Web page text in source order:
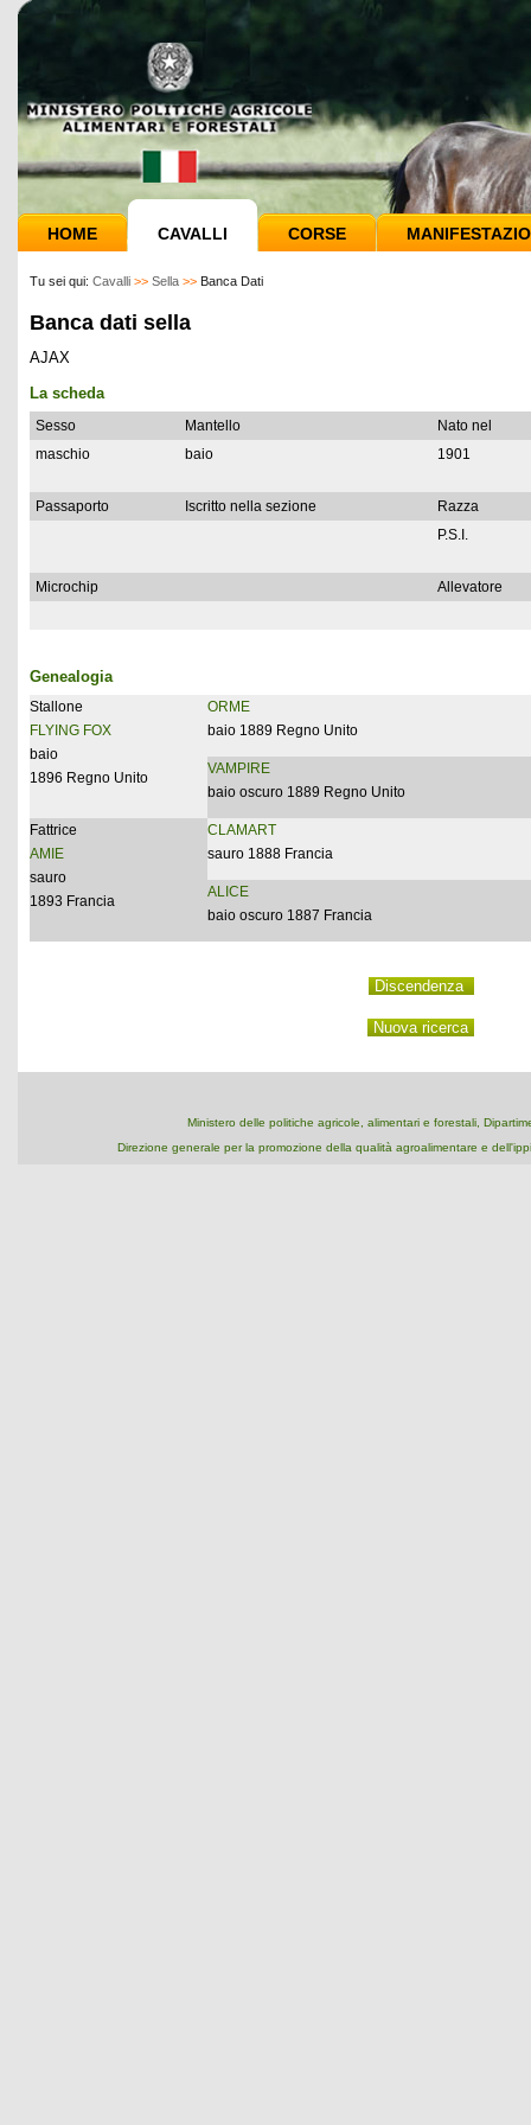
HOME CAVALLI CORSE
Tu sei qui: Cavalli >> Sella >> Banca Dati
Banca dati sella
AJAX
La scheda
Sesso Mantello
Nato nel
maschio
baio 1901
Passaporto Iscritto nella sezione
Razza
P.S.I.
Microchip Allevatore
Genealogia
Stallone
FLYING FOX
baio
1896 Regno Unito
ORME
baio 1889 Regno Unito
VAMPIRE
baio oscuro 1889 Regno Unito
Fattrice
AMIE
sauro
1893 Francia
CLAMART
sauro 1888 Francia
ALICE
baio oscuro 1887 Francia
Ministero delle politiche agricole, alimentari e forestali,
Direzione generale per la promozione della qualità agroalimentare e